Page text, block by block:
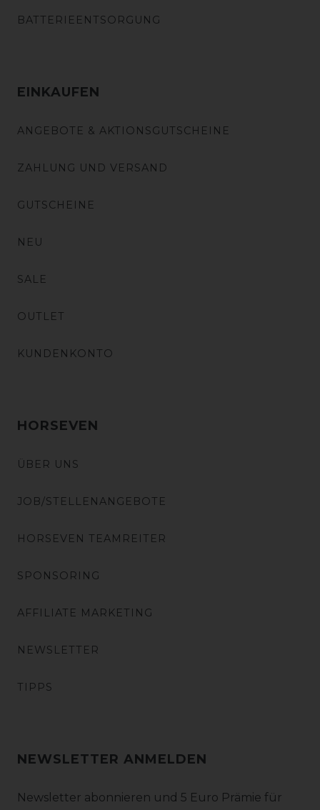
BATTERIEENTSORGUNG
EINKAUFEN
ANGEBOTE & AKTIONSGUTSCHEINE
ZAHLUNG UND VERSAND
GUTSCHEINE
NEU
SALE
OUTLET
KUNDENKONTO
HORSEVEN
ÜBER UNS
JOB/STELLENANGEBOTE
HORSEVEN TEAMREITER
SPONSORING
AFFILIATE MARKETING
NEWSLETTER
TIPPS
NEWSLETTER ANMELDEN
Newsletter abonnieren und 5 Euro Prämie für